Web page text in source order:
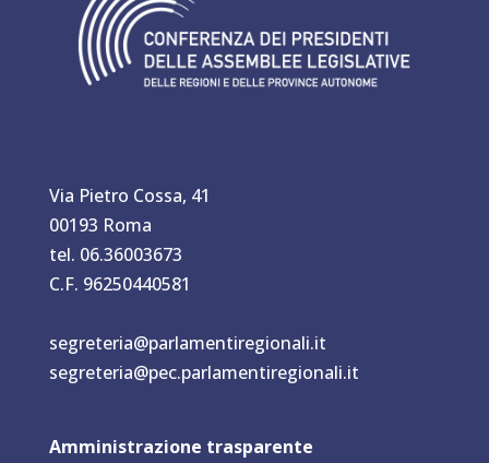
Via Pietro Cossa, 41
00193 Roma
tel. 06.36003673
C.F. 96250440581
segreteria@parlamentiregionali.it
segreteria@pec.parlamentiregionali.it
Amministrazione trasparente